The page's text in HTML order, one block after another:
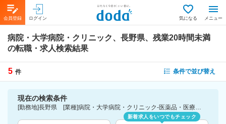
会員登録 ログイン 気になる メニュー
病院・大学病院・クリニック、長野県、残業20時間未満
の転職・求人検索結果
5 件 条件で並び替え
現在の検索条件
[勤務地]長野県 [業種]病院・大学病院・クリニック-医薬品・医療機器・ライフサイエンス・医療系サービス [詳細条件](休日・働き方)残業20時間未満
新着求人をいつでもチェック